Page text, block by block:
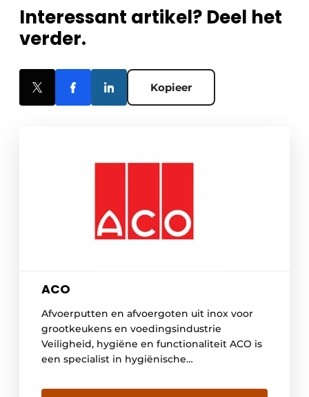
Interessant artikel? Deel het
verder.
Kopieer
ACO
Afvoerputten en afvoergoten uit inox voor
grootkeukens en voedingsindustrie
Veiligheid, hygiëne en functionaliteit ACO is
een specialist in hygiënische
voedingsindustrie. Met hoogwaardige